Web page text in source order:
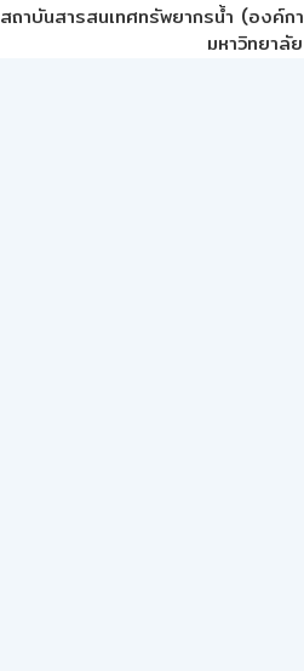
สถาบันสารสนเทศทรัพยากรน้ำ (องค์ก
มหาวิทยาลั